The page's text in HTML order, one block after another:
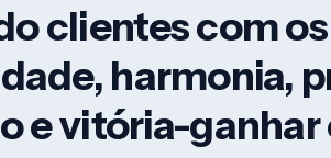
clientes com
harmonia,
e vitória-